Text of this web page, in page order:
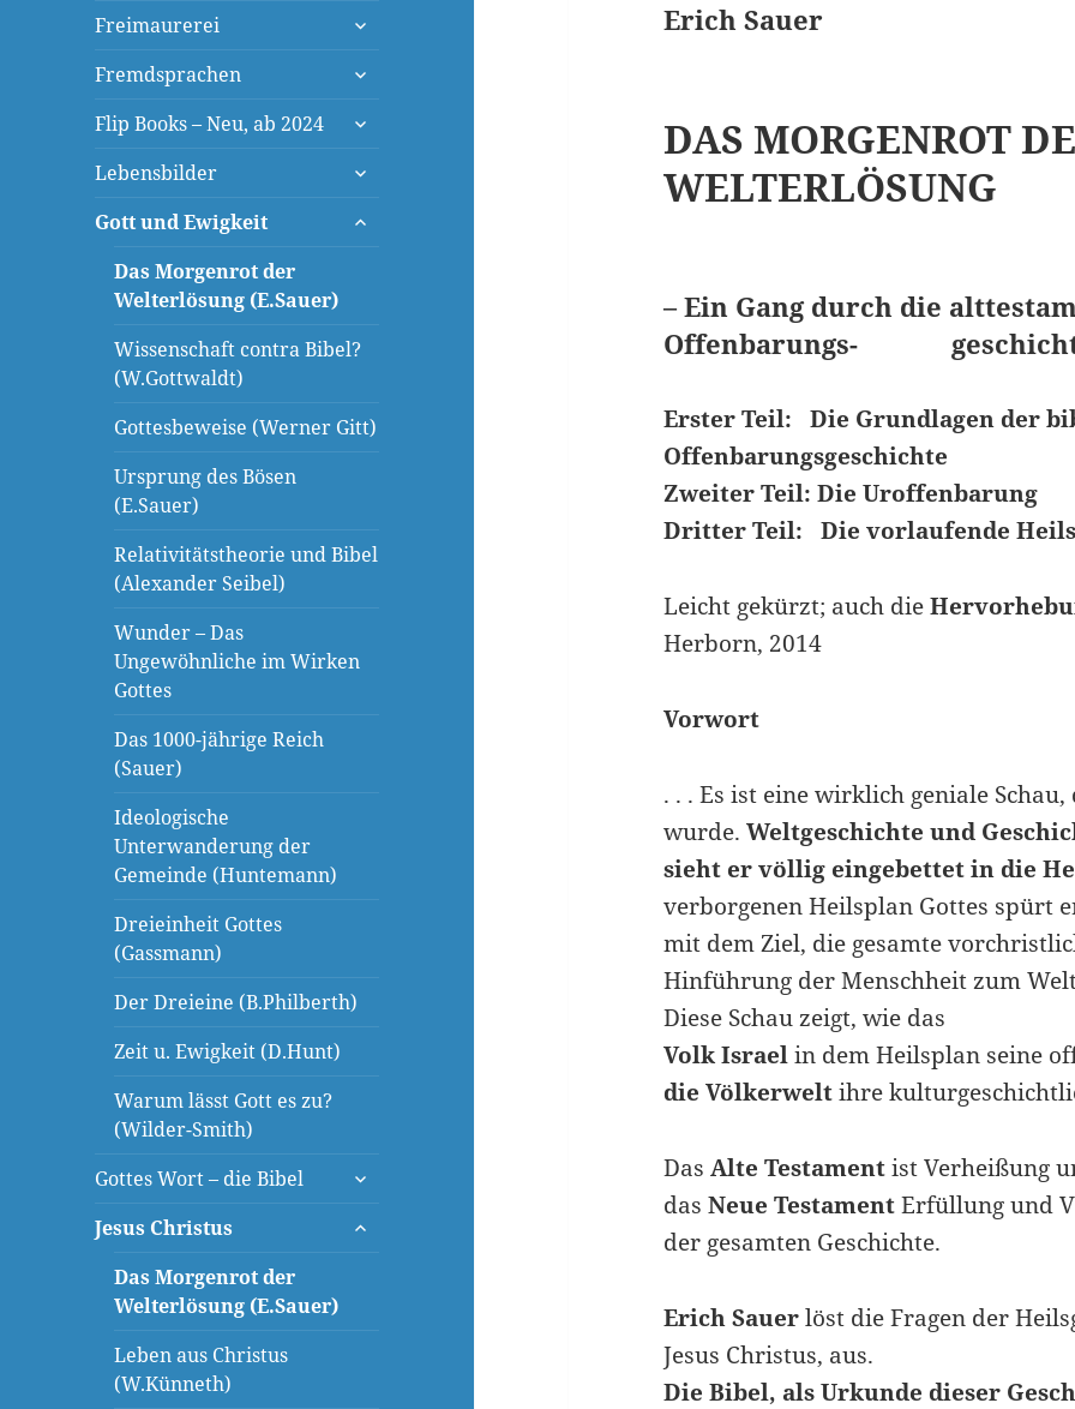
Freimaurerei
untermenü
Fremdsprachen
untermenü
Flip Books – Neu, ab 2024
untermenü
Lebensbilder
untermenü
Gott und Ewigkeit
untermenü
Das Morgenrot der
Welterlösung (E.Sauer)
Wissenschaft contra Bibel?
(W.Gottwaldt)
Gottesbeweise (Werner Gitt)
Ursprung des Bösen
(E.Sauer)
Relativitätstheorie und Bibel
(Alexander Seibel)
Wunder – Das
Ungewöhnliche im Wirken
Gottes
Das 1000-jährige Reich
(Sauer)
Ideologische
Unterwanderung der
Gemeinde (Huntemann)
Dreieinheit Gottes
(Gassmann)
Der Dreieine (B.Philberth)
Zeit u. Ewigkeit (D.Hunt)
Warum lässt Gott es zu?
(Wilder-Smith)
Gottes Wort – die Bibel
untermenü
Jesus Christus
untermenü
Das Morgenrot der
Welterlösung (E.Sauer)
Leben aus Christus
(W.Künneth)
Erich Sauer
DAS MORGENROT
WELTERLÖSUNG
– Ein Gang durch die
Offenbarungs-
Erster Teil: Die Grundlagen der
Offenbarungsgeschichte
Zweiter Teil: Die Uroffenbarung
Dritter Teil: Die vorlaufende
Leicht gekürzt; auch die
Herborn, 2014
Vorwort
. . . Es ist eine wirklich geniale
wurde.Weltgeschichte und
sieht er völlig eingebettet in die
verborgenen Heilsplan Gottes spürt
mit dem Ziel, die gesamte
Hinführung der Menschheit zum
Diese Schau zeigt, wie das
Volk Israelin dem Heilsplan seine
die Völkerweltihre
DasAlte Testamentist Verheißung
dasNeue TestamentErfüllung und
der gesamten Geschichte.
Erich Sauerlöst die Fragen der
Jesus Christus, aus.
Die Bibel, als Urkunde dieser